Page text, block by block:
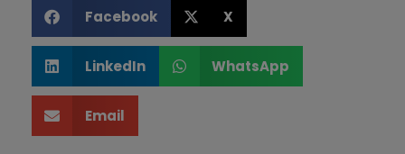
Facebook X
LinkedIn WhatsApp
Email